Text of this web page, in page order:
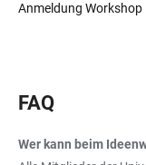
Anmeldung Workshop
FAQ
Wer kann beim